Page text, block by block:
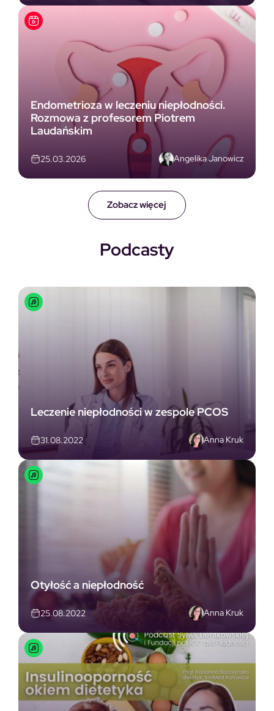
Zobacz więcej
Endometrioza w leczeniu niepłodności.
Rozmowa z profesorem Piotrem
Laudańskim
25.03.2026 Angelika Janowicz
Podcasty
Leczenie niepłodności w zespole PCOS
31.08.2022 Anna Kruk
Otyłość a niepłodność
25.08.2022 Anna Kruk